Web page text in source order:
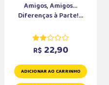
Amigos, Amigos...
Diferenças à Parte!...
R$ 22,90
ADICIONAR AO CARRINHO